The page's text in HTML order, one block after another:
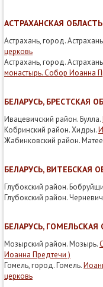
АСТРАХАНСКАЯ ОБЛАСТЬ
Астрахань, город.
церковь
Астрахань, город.
монастырь. Собор Иоанна
БЕЛАРУСЬ, БРЕСТСКАЯ
Ивацевичский район. Булла.
Кобринский район. Хидры.
Жабинковский район.
БЕЛАРУСЬ, ВИТЕБСКАЯ
Глубокский район.
Глубокский район.
БЕЛАРУСЬ, ГОМЕЛЬСКАЯ
Мозырский район. Мозырь.
Иоанна Предтечи )
Гомель, город. Гомель.
церковь